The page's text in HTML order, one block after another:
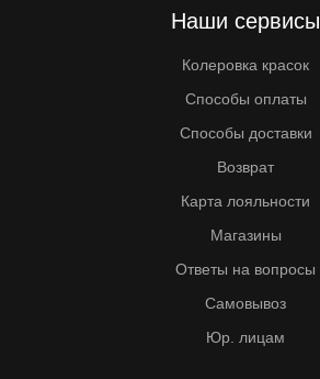
Наши сервисы
Колеровка красок
Способы оплаты
Способы доставки
Возврат
Карта лояльности
Магазины
Ответы на вопросы
Самовывоз
Юр. лицам